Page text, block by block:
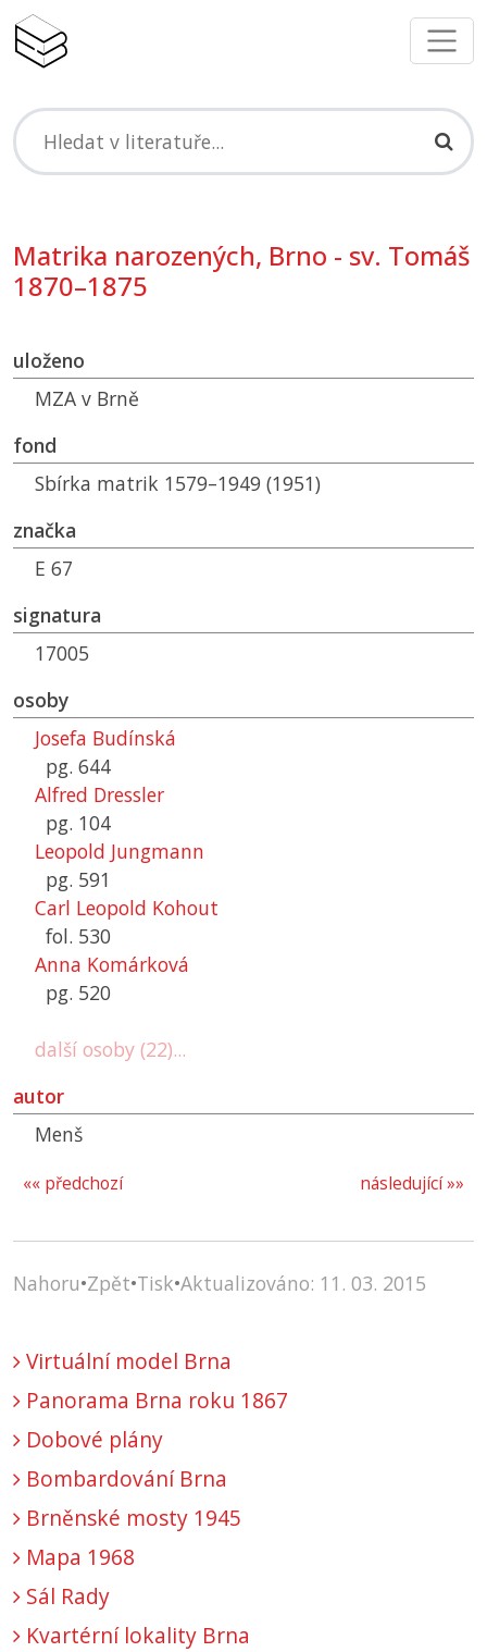
Matrika narozených, Brno - sv. Tomáš
1870–1875
uloženo
MZA v Brně
fond
Sbírka matrik 1579–1949 (1951)
značka
E 67
signatura
17005
osoby
Josefa Budínská
pg. 644
Alfred Dressler
pg. 104
Leopold Jungmann
pg. 591
Carl Leopold Kohout
fol. 530
Anna Komárková
pg. 520
další osoby (22)...
autor
Menš
následující »»
«« předchozí
Nahoru•Zpět•Tisk•Aktualizováno: 11. 03. 2015
Virtuální model Brna
Panorama Brna roku 1867
Dobové plány
Bombardování Brna
Brněnské mosty 1945
Mapa 1968
Sál Rady
Kvartérní lokality Brna